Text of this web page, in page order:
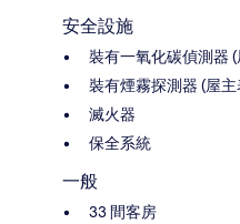
安全設施
裝有一氧化碳偵測器
裝有煙霧探測器 (屋
滅火器
保全系統
一般
33 間客房